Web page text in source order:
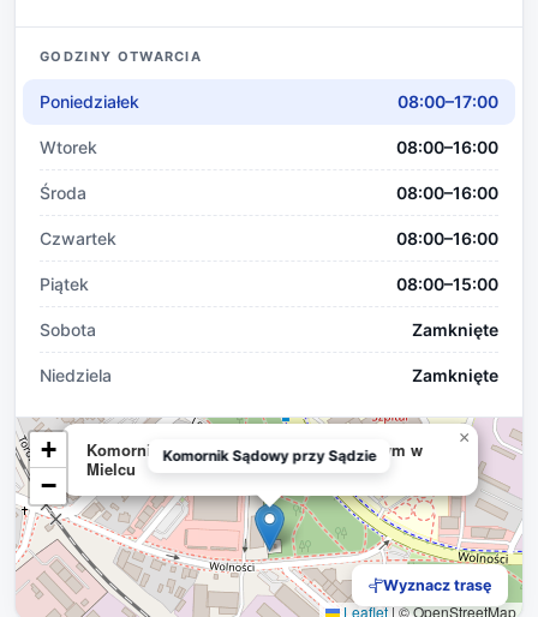
GODZINY OTWARCIA
Poniedziałek 08:00–17:00
Wtorek 08:00–16:00
Środa 08:00–16:00
Czwartek 08:00–16:00
Piątek 08:00–15:00
Sobota Zamknięte
Niedziela Zamknięte
Komornik Sądowy przy Sądzie Rejonowym w
Mielcu
×
+
−
Leaflet|© OpenStreetMap
Komornik Sądowy przy Sądzie
Wyznacz trasę